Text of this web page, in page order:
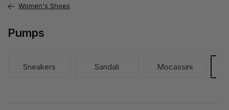
Women's Shoes
Pumps
Sneakers Sandali Mocassini